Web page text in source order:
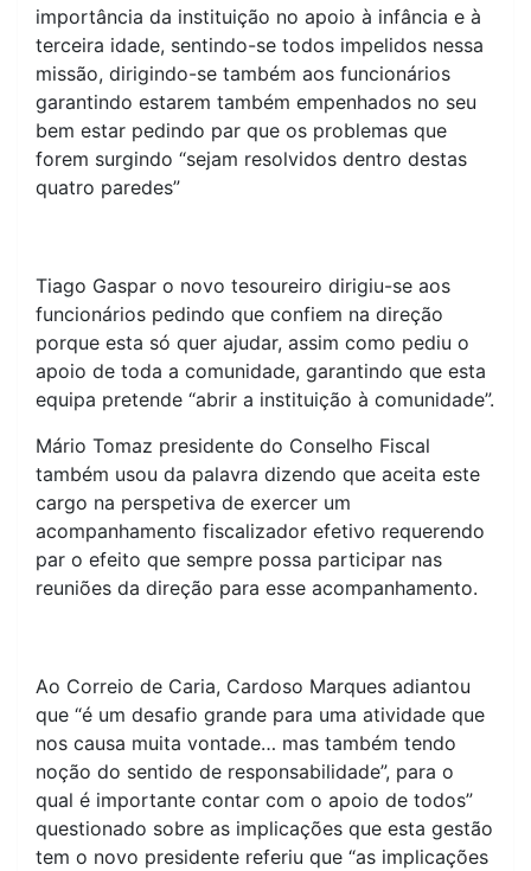
importância da instituição no apoio à infância e à
terceira idade, sentindo-se todos impelidos nessa
missão, dirigindo-se também aos funcionários
garantindo estarem também empenhados no seu
bem estar pedindo par que os problemas que
forem surgindo “sejam resolvidos dentro destas
quatro paredes”
Tiago Gaspar o novo tesoureiro dirigiu-se aos
funcionários pedindo que confiem na direção
porque esta só quer ajudar, assim como pediu o
apoio de toda a comunidade, garantindo que esta
equipa pretende “abrir a instituição à comunidade”.
Mário Tomaz presidente do Conselho Fiscal
também usou da palavra dizendo que aceita este
cargo na perspetiva de exercer um
acompanhamento fiscalizador efetivo requerendo
par o efeito que sempre possa participar nas
reuniões da direção para esse acompanhamento.
Ao Correio de Caria, Cardoso Marques adiantou
que “é um desafio grande para uma atividade que
nos causa muita vontade… mas também tendo
noção do sentido de responsabilidade”, para o
qual é importante contar com o apoio de todos”
questionado sobre as implicações que esta gestão
tem o novo presidente referiu que “as implicações